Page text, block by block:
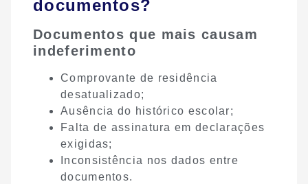
documentos?
Documentos que mais causam
indeferimento
Comprovante de residência
desatualizado;
Ausência do histórico escolar;
Falta de assinatura em declarações
exigidas;
Inconsistência nos dados entre
documentos.